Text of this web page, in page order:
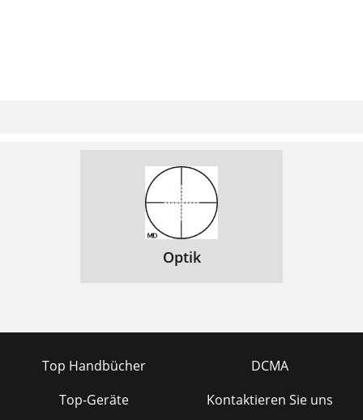
Optik
Top Handbücher
Top-Geräte
DCMA
Kontaktieren Sie uns